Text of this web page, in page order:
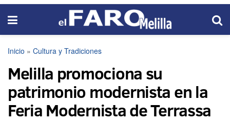
Inicio » Cultura y Tradiciones
Melilla promociona su
patrimonio modernista en la
Feria Modernista de Terrassa